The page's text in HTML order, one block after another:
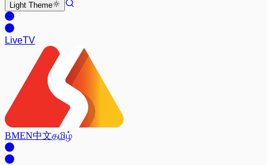
Light Theme
LiveTV
BMEN中文தமிழ்